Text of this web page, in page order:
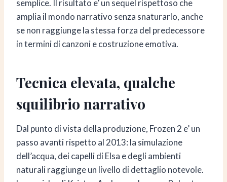
semplice. Il risultato e’ un sequel rispettoso che
amplia il mondo narrativo senza snaturarlo, anche
se non raggiunge la stessa forza del predecessore
in termini di canzoni e costruzione emotiva.
Tecnica elevata, qualche
squilibrio narrativo
Dal punto di vista della produzione, Frozen 2 e’ un
passo avanti rispetto al 2013: la simulazione
dell’acqua, dei capelli di Elsa e degli ambienti
naturali raggiunge un livello di dettaglio notevole.